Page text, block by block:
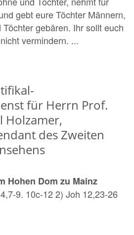
gebt eure Töchter Männern,
gebären. Ihr sollt euch
vermindern. ...
für Herrn Prof.
Holzamer,
des Zweiten
Hohen Dom zu Mainz
9. 10c-12 2) Joh 12,23-26